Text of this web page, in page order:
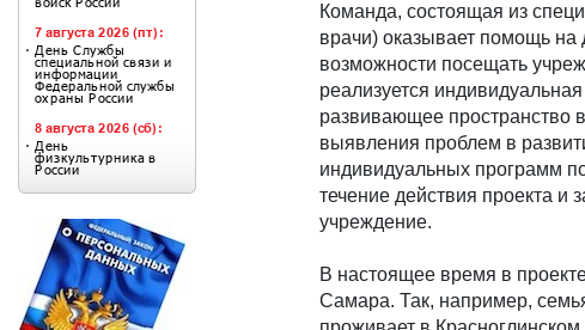
Команда, состоящая из
врачи) оказывает помощь
возможности посещать
реализуется
развивающее пространство
выявления проблем в
индивидуальных программ
течение действия проекта и
учреждение.
В настоящее время в
Самара. Так, например,